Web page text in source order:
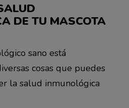
DE TU MASCOTA
sano está
cosas que puedes
la salud inmunológica